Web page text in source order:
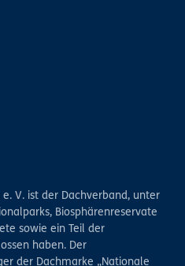
V. ist der Dachverband, unter
Biosphärenreservate
sowie ein Teil der
haben. Der
der Dachmarke „Nationale